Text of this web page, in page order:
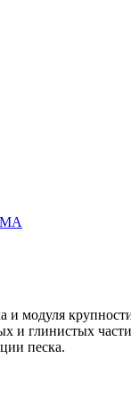
и модуля
и глинистых
песка.